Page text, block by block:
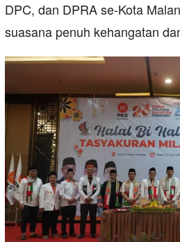
DPC, dan DPRA se-Kota
suasana penuh kehangatan